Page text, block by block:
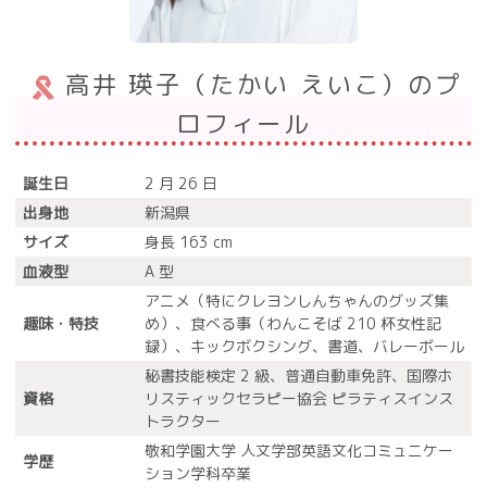
高井 瑛子（たかい えいこ）のプ
ロフィール
誕生日
2 月 26 日
出身地
新潟県
サイズ
身長 163 cm
血液型
A 型
趣味・特技
アニメ（特にクレヨンしんちゃんのグッズ集
め）、食べる事（わんこそば 210 杯女性記
録）、キックボクシング、書道、バレーボール
資格
秘書技能検定 2 級、普通自動車免許、国際ホ
リスティックセラピー協会 ピラティスインス
トラクター
学歴
敬和学園大学 人文学部英語文化コミュニケー
ション学科卒業